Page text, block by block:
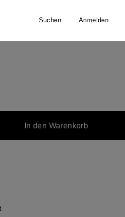
Suchen Anmelden
In den Warenkorb